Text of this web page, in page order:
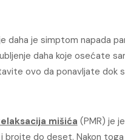
daha je simptom napada
daha koje osećate
ovo da ponavljate dok
mišića (PMR) je
brojte do deset. Nakon